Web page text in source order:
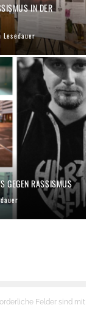
IN DER
Lesedauer
GEGEN RASSISMUS
Felder sind mit